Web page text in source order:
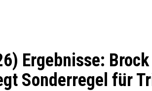
Ergebnisse:
Sonderregel für